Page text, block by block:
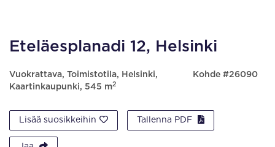
Eteläesplanadi 12, Helsinki
Vuokrattava, Toimistotila, Helsinki,
Kaartinkaupunki, 545 m2
Kohde #26090
Lisää suosikkeihin Tallenna PDF